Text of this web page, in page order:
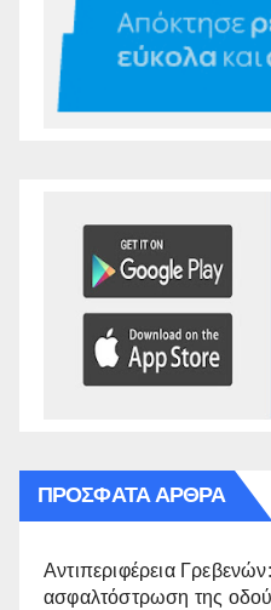
ΠΡΌΣΦΑΤΑ ΆΡΘΡΑ
Αντιπεριφέρεια
ασφαλτόστρωση της